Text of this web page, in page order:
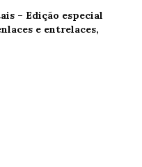
– Edição especial
e entrelaces,